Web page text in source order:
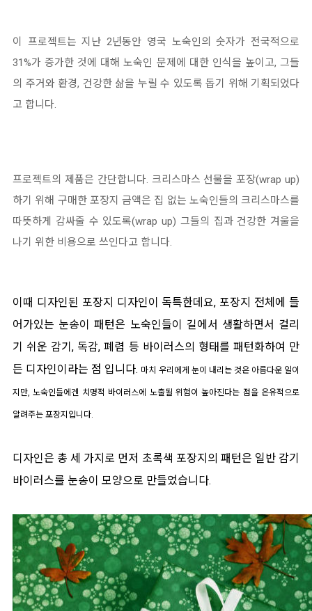
이 프로젝트는 지난 2년동안 영국 노숙인의 숫자가 전국적으로
31%가 증가한 것에 대해 노숙인 문제에 대한 인식을 높이고, 그들
의 주거와 환경, 건강한 삶을 누릴 수 있도록 돕기 위해 기획되었다
고 합니다.
프로젝트의 제품은 간단합니다. 크리스마스 선물을 포장(wrap up)
하기 위해 구매한 포장지 금액은 집 없는 노숙인들의 크리스마스를
따뜻하게 감싸줄 수 있도록(wrap up) 그들의 집과 건강한 겨울을
나기 위한 비용으로 쓰인다고 합니다.
이때 디자인된 포장지 디자인이 독특한데요, 포장지 전체에 들
어가있는 눈송이 패턴은 노숙인들이 길에서 생활하면서 걸리
기 쉬운 감기, 독감, 폐렴 등 바이러스의 형태를 패턴화하여 만
든 디자인이라는 점 입니다. 마치 우리에게 눈이 내리는 것은 아름다운 일이
지만, 노숙인들에겐 치명적 바이러스에 노출될 위험이 높아진다는 점을 은유적으로
알려주는 포장지입니다.
디자인은 총 세 가지로 먼저 초록색 포장지의 패턴은 일반 감기
바이러스를 눈송이 모양으로 만들었습니다.